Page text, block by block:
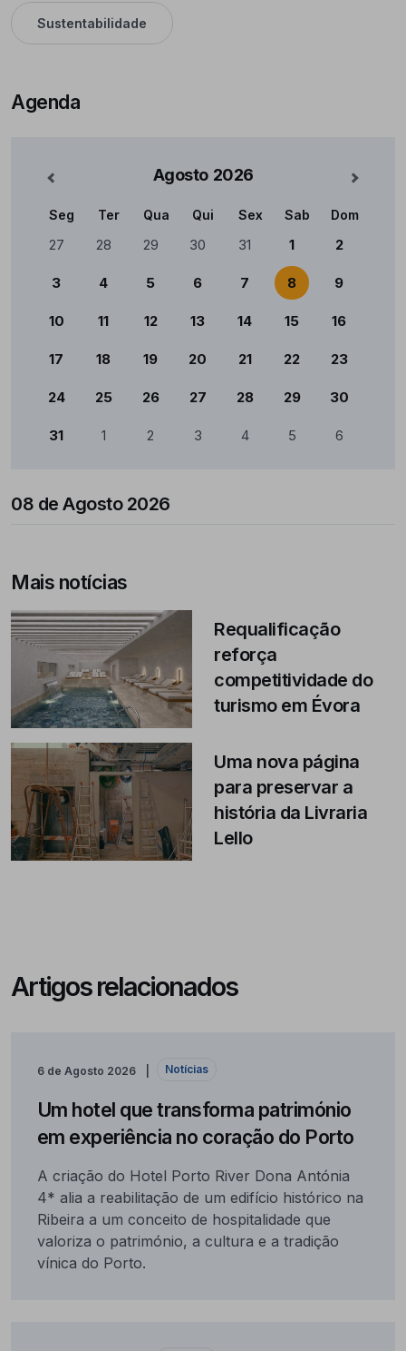
Sustentabilidade
Agenda
Agosto 2026 Mês
Calendário
Seg Ter Qua Qui Sex Sab Dom
27 28 29 30 31 1 2
3 4 5 6 7 8 9
10 11 12 13 14 15 16
17 18 19 20 21 22 23
24 25 26 27 28 29 30
31 1 2 3 4 5 6
08 de Agosto 2026
Mais notícias
Requalificação
reforça
competitividade do
turismo em Évora
Uma nova página
para preservar a
história da Livraria
Lello
Artigos relacionados
6 de Agosto 2026 Notícias
Um hotel que transforma património
em experiência no coração do Porto
A criação do Hotel Porto River Dona Antónia
4* alia a reabilitação de um edifício histórico na
Ribeira a um conceito de hospitalidade que
valoriza o património, a cultura e a tradição
vínica do Porto.